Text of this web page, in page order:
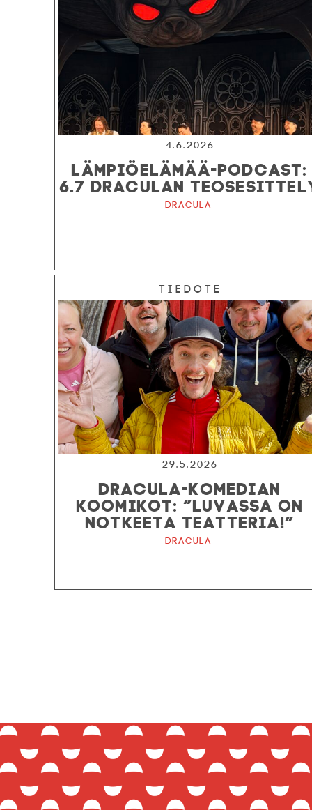
4.6.2026
LÄMPIÖELÄMÄÄ-PODCAST:
6.7 DRACULAN
Dracula
Tiedote
29.5.2026
DRACULA-KOMEDIAN
KOOMIKOT: ”LUVASSA ON
NOTKEETA TEATTERIA!”
Dracula